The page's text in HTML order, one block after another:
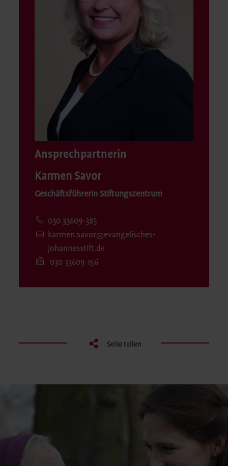
Ansprechpartnerin
Karmen Savor
Geschäftsführerin Stiftungszentrum
030 33609-385
karmen.savor@evangelisches-
johannesstift.de
030 33609-156
Seite teilen